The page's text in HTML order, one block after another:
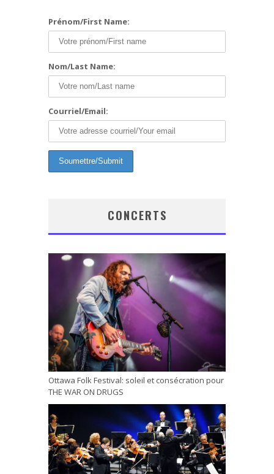
Prénom/First Name:
Nom/Last Name:
Courriel/Email:
CONCERTS
Ottawa Folk Festival: soleil et consécration pour
THE WAR ON DRUGS